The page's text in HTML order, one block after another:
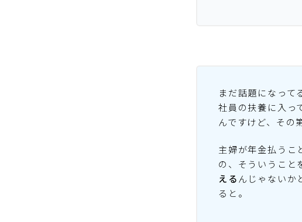
まだ話題になって
社員の扶養に入っ
んですけど、その
主婦が年金払うこ
の、そういうこと
える んじゃないか
ると。